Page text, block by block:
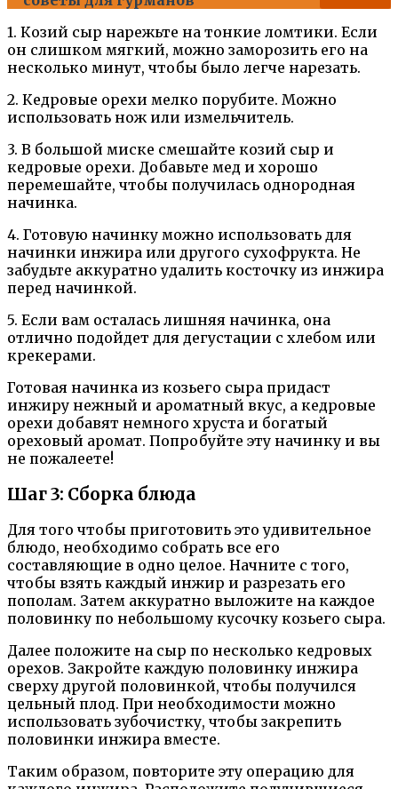
1. Козий сыр нарежьте на тонкие ломтики. Если
он слишком мягкий, можно заморозить его на
несколько минут, чтобы было легче нарезать.
2. Кедровые орехи мелко порубите. Можно
использовать нож или измельчитель.
3. В большой миске смешайте козий сыр и
кедровые орехи. Добавьте мед и хорошо
перемешайте, чтобы получилась однородная
начинка.
4. Готовую начинку можно использовать для
начинки инжира или другого сухофрукта. Не
забудьте аккуратно удалить косточку из инжира
перед начинкой.
5. Если вам осталась лишняя начинка, она
отлично подойдет для дегустации с хлебом или
крекерами.
Готовая начинка из козьего сыра придаст
инжиру нежный и ароматный вкус, а кедровые
орехи добавят немного хруста и богатый
ореховый аромат. Попробуйте эту начинку и вы
не пожалеете!
Шаг 3: Сборка блюда
Для того чтобы приготовить это удивительное
блюдо, необходимо собрать все его
составляющие в одно целое. Начните с того,
чтобы взять каждый инжир и разрезать его
пополам. Затем аккуратно выложите на каждое
половинку по небольшому кусочку козьего сыра.
Далее положите на сыр по несколько кедровых
орехов. Закройте каждую половинку инжира
сверху другой половинкой, чтобы получился
цельный плод. При необходимости можно
использовать зубочистку, чтобы закрепить
половинки инжира вместе.
Таким образом, повторите эту операцию для